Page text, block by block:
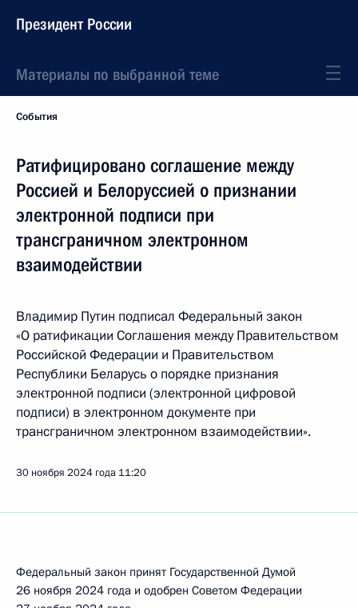
Президент России
Материалы по выбранной теме
События
Ратифицировано соглашение между
Россией и Белоруссией о признании
электронной подписи при
трансграничном электронном
взаимодействии
Владимир Путин подписал Федеральный закон
«О ратификации Соглашения между Правительством
Российской Федерации и Правительством
Республики Беларусь о порядке признания
электронной подписи (электронной цифровой
подписи) в электронном документе при
трансграничном электронном взаимодействии».
30 ноября 2024 года 11:20
Федеральный закон принят Государственной Думой
26 ноября 2024 года и одобрен Советом Федерации